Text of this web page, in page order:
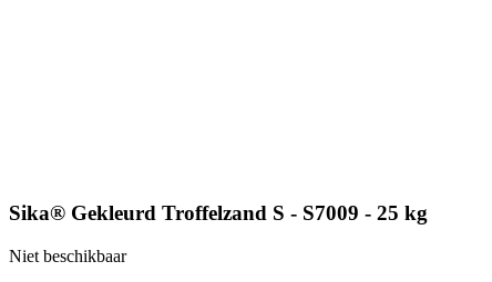
Sika® Gekleurd Troffelzand S - S7009 - 25 kg
Niet beschikbaar